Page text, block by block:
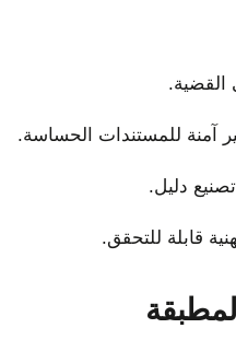
آمنة للمستندات الحساسة.
دليل.
قابلة للتحقق.